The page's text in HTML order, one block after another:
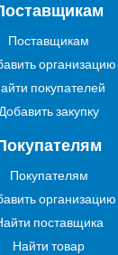
Поставщикам
организацию
покупателей
Добавить закупку
Покупателям
организацию
поставщика
Найти товар